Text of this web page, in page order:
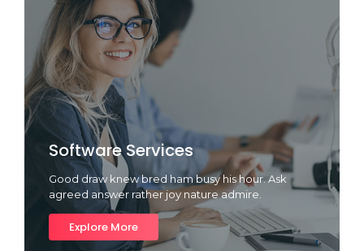
Software Services
Good draw knew bred ham busy his hour. Ask
agreed answer rather joy nature admire.
Explore More